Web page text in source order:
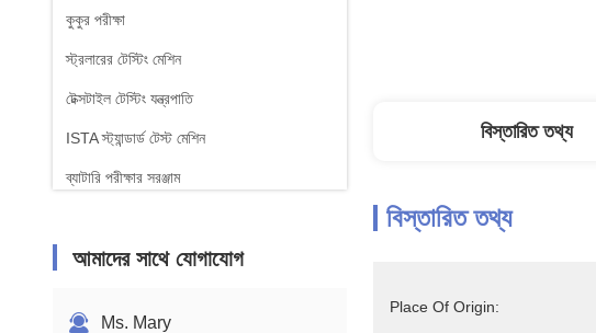
কুকুর পরীক্ষা
স্ট্রলারের টেস্টিং মেশিন
টেক্সটাইল টেস্টিং যন্ত্রপাতি
ISTA স্ট্যান্ডার্ড টেস্ট মেশিন
ব্যাটারি পরীক্ষার সরঞ্জাম
জ্বলনযোগ্যতা পরীক্ষার সরঞ্জাম
আমাদের সাথে যোগাযোগ
Ms. Mary
বিস্তারিত তথ্য
বিস্তারিত তথ্য
Place Of Origin: